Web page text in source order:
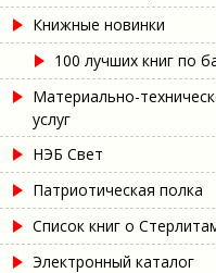
Книжные новинки
100 лучших книг по
Материально-
услуг
НЭБ Свет
Патриотическая полка
Список книг о
Электронный каталог